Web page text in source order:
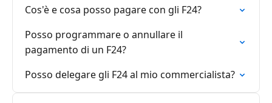
Cos'è e cosa posso pagare con gli F24?
Posso programmare o annullare il
pagamento di un F24?
Posso delegare gli F24 al mio commercialista?